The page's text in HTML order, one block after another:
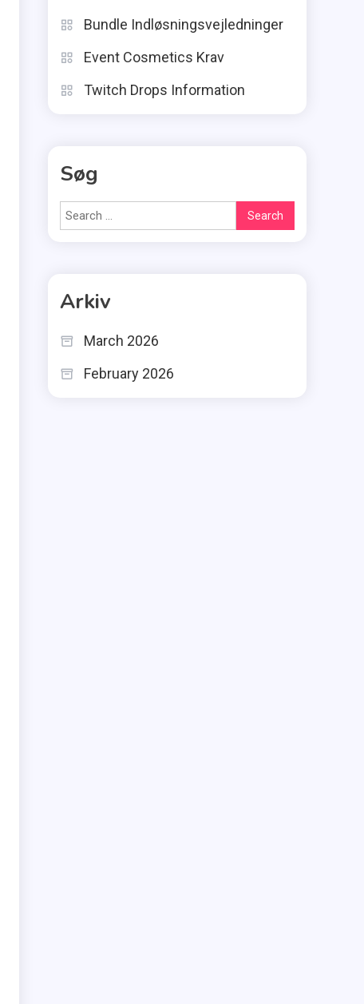
Bundle Indløsningsvejledninger
Event Cosmetics Krav
Twitch Drops Information
Søg
Search
for:
Arkiv
March 2026
February 2026